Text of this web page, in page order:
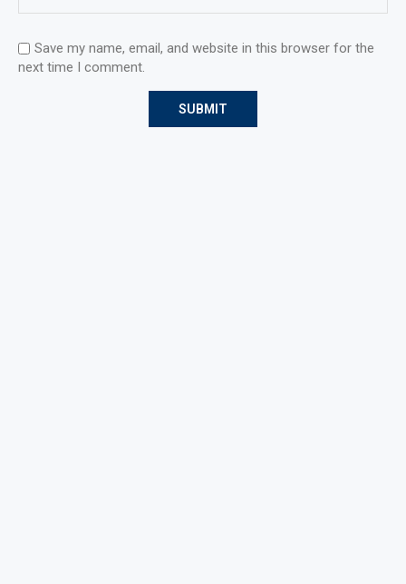
Save my name, email, and website in this browser for the
next time I comment.